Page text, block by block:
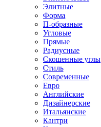
Элитные
Форма
П-образные
Угловые
Прямые
Радиусные
Скошенные углы
Стиль
Современные
Евро
Английские
Дизайнерские
Итальянские
Кантри